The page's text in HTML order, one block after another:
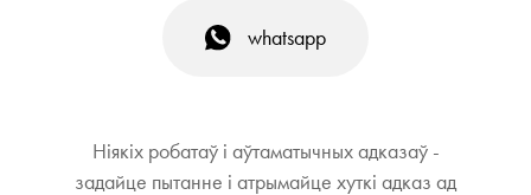
whatsapp
Ніякіх робатаў і аўтаматычных адказаў -
задайце пытанне і атрымайце хуткі адказ ад